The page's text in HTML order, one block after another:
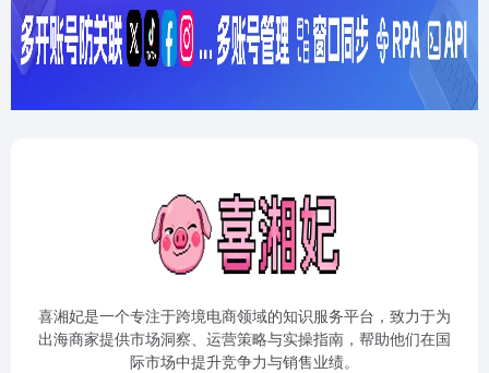
喜湘妃是一个专注于跨境电商领域的知识服务平台，致力于为
出海商家提供市场洞察、运营策略与实操指南，帮助他们在国
际市场中提升竞争力与销售业绩。